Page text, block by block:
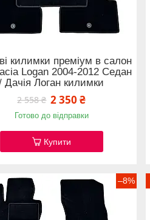
килимки преміум в салон
Logan 2004-2012 Седан
Дачія Логан килимки
2 558 ₴ 2 350 ₴
Готово до відправки
Купити
–8%